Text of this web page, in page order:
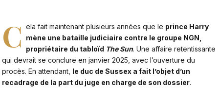
C ela fait maintenant plusieurs années que le prince Harry
mène une bataille judiciaire contre le groupe NGN,
propriétaire du tabloïd The Sun. Une affaire retentissante
qui devrait se conclure en janvier 2025, avec l’ouverture du
procès. En attendant, le duc de Sussex a fait l’objet d’un
recadrage de la part du juge en charge de son dossier.